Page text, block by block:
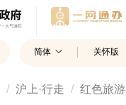
简体 关怀版
沪上·行走 红色旅游